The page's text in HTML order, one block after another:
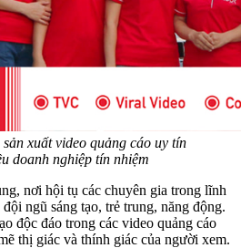
xuất video quảng cáo uy tín
doanh nghiệp tín nhiệm
nơi hội tụ các chuyên gia trong lĩnh
ngũ sáng tạo, trẻ trung, năng động.
độc đáo trong các video quảng cáo
thị giác và thính giác của người xem.